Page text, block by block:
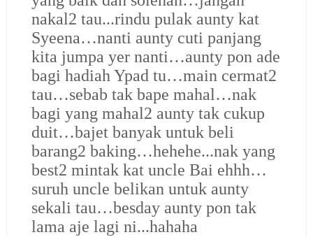
nakal2 tau...rindu pulak aunty kat
Syeena…nanti aunty cuti panjang
kita jumpa yer nanti…aunty pon ade
bagi hadiah Ypad tu…main cermat2
tau…sebab tak bape mahal…nak
bagi yang mahal2 aunty tak cukup
duit…bajet banyak untuk beli
barang2 baking…hehehe...nak yang
best2 mintak kat uncle Bai ehhh…
suruh uncle belikan untuk aunty
sekali tau…besday aunty pon tak
lama aje lagi ni...hahaha